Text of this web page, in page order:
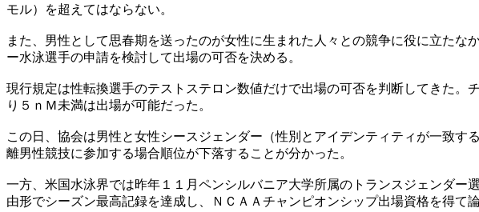
モル）を超えてはならない。
また、男性として思春期を送ったのが女性に生まれた人々との競争に役に立た
ー水泳選手の申請を検討して出場の可否を決める。
現行規定は性転換選手のテストステロン数値だけで出場の可否を判断してきた
り５ｎＭ未満は出場が可能だった。
この日、協会は男性と女性シースジェンダー（性別とアイデンティティが一致
離男性競技に参加する場合順位が下落することが分かった。
一方、米国水泳界では昨年１１月ペンシルバニア大学所属のトランスジェンダ
由形でシーズン最高記録を達成し、ＮＣＡＡチャンピオンシップ出場資格を得て